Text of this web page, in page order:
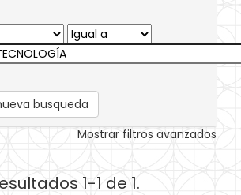
busqueda
Mostrar filtros avanzados
1-1 de 1.